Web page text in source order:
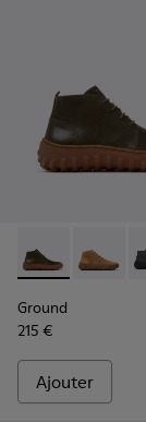
Ground -Ground
Ground
215 €
Ajouter